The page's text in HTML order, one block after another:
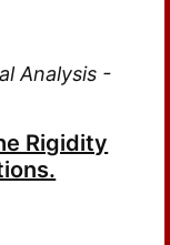
Analysis -
Rigidity